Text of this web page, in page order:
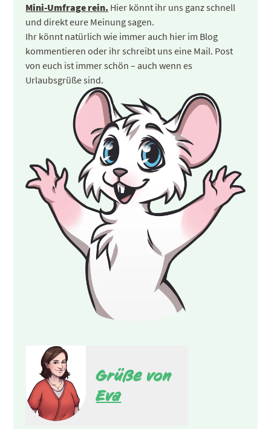
Mini-Umfrage rein. Hier könnt ihr uns ganz schnell
und direkt eure Meinung sagen.
Ihr könnt natürlich wie immer auch hier im Blog
kommentieren oder ihr schreibt uns eine Mail. Post
von euch ist immer schön – auch wenn es
Urlaubsgrüße sind.
Grüße von
Eva